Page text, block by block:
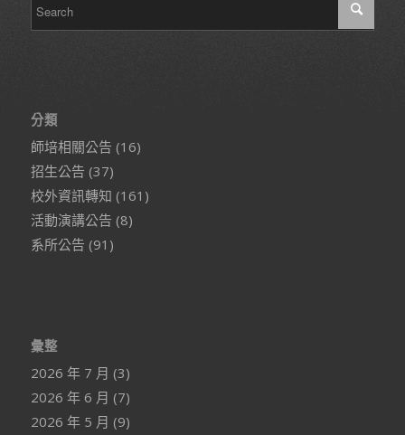
分類
師培相關公告 (16)
招生公告 (37)
校外資訊轉知 (161)
活動演講公告 (8)
系所公告 (91)
彙整
2026 年 7 月 (3)
2026 年 6 月 (7)
2026 年 5 月 (9)